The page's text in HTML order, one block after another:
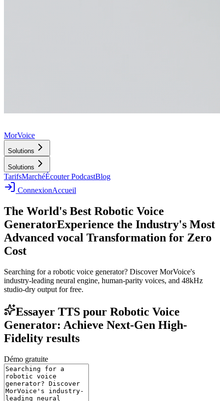
MorVoice
Solutions
Solutions
TarifsMarchéÉcouter PodcastBlog
ConnexionAccueil
The World's Best Robotic Voice
GeneratorExperience the Industry's Most
Advanced vocal Transformation for Zero
Cost
Searching for a robotic voice generator? Discover MorVoice's
industry-leading neural engine, human-parity voices, and 48kHz
studio-dry output for free.
Essayer TTS pour Robotic Voice
Generator: Achieve Next-Gen High-
Fidelity results
Démo gratuite